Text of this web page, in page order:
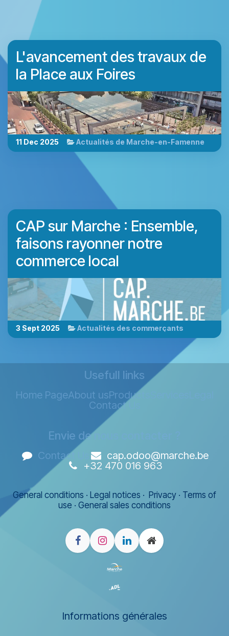
L'avancement des travaux de
la Place aux Foires
11 Dec 2025 Actualités de Marche-en-Famenne
CAP sur Marche : Ensemble,
faisons rayonner notre
commerce local
3 Sept 2025 Actualités des commerçants
Usefull links
Home PageAbout usProducts
Contact Us
Envie de nous contacter ?
Contact Us
cap.odoo@marche.be
+32 470 016 963
General conditions · Legal notices · Privacy · Terms of
use · General sales conditions
Informations générales